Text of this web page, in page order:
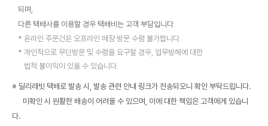
되며,
다른 택배사를 이용할 경우 택배비는 고객 부담입니다.
온라인 주문건은 오프라인 매장 방문 수령 불가합니다.
개인적으로 무단방문 및 수령을 요구할 경우, 업무방해에 대한
법적 불이익이 있을 수 있습니다.
※ 딜리래빗 택배로 발송 시, 발송 관련 안내 링크가 전송되오니 확인 부탁드립니다.
미확인 시 원활한 배송이 어려울 수 있으며, 이에 대한 책임은 고객에게 있습니
다.